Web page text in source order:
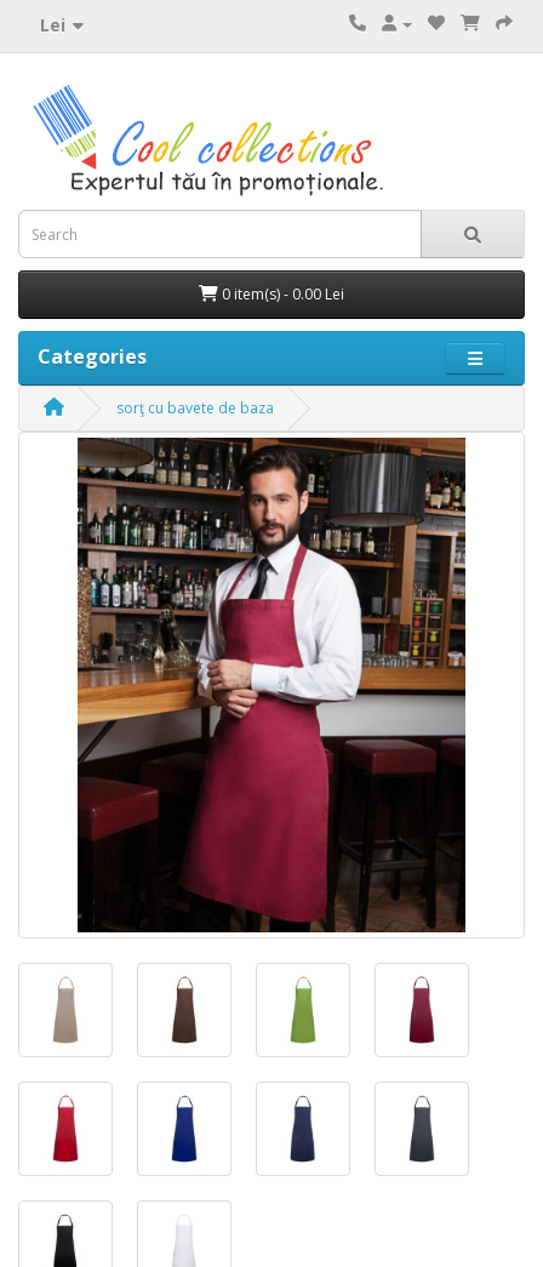
Lei
0 item(s) - 0.00 Lei
Categories
sorţ cu bavete de baza